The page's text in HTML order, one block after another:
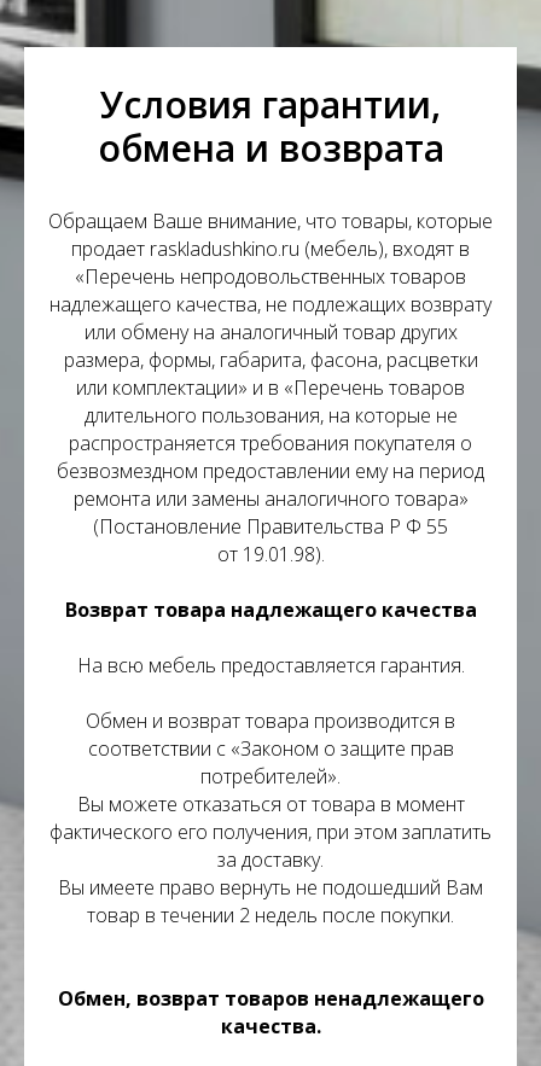
Условия гарантии,
обмена и возврата
Обращаем Ваше внимание, что товары, которые
продает raskladushkino.ru (мебель), входят в
«Перечень непродовольственных товаров
надлежащего качества, не подлежащих возврату
или обмену на аналогичный товар других
размера, формы, габарита, фасона, расцветки
или комплектации» и в «Перечень товаров
длительного пользования, на которые не
распространяется требования покупателя о
безвозмездном предоставлении ему на период
ремонта или замены аналогичного товара»
(Постановление Правительства Р Ф 55
от 19.01.98).
Возврат товара надлежащего качества
На всю мебель предоставляется гарантия.
Обмен и возврат товара производится в
соответствии с «Законом о защите прав
потребителей».
Вы можете отказаться от товара в момент
фактического его получения, при этом заплатить
за доставку.
Вы имеете право вернуть не подошедший Вам
товар в течении 2 недель после покупки.
Обмен, возврат товаров ненадлежащего
качества.